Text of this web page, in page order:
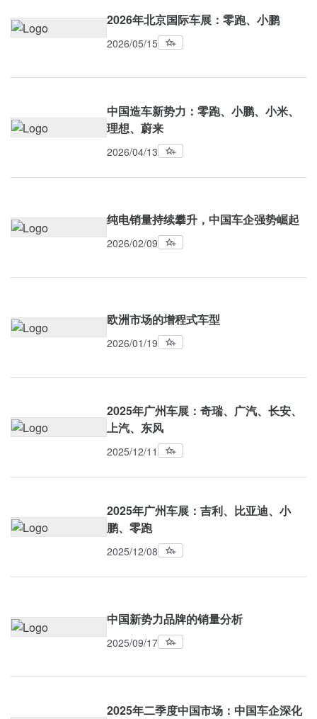
2026年北京国际车展：零跑、小鹏
2026/05/15
中国造车新势力：零跑、小鹏、小米、
理想、蔚来
2026/04/13
纯电销量持续攀升，中国车企强势崛起
2026/02/09
欧洲市场的增程式车型
2026/01/19
2025年广州车展：奇瑞、广汽、长安、
上汽、东风
2025/12/11
2025年广州车展：吉利、比亚迪、小
鹏、零跑
2025/12/08
中国新势力品牌的销量分析
2025/09/17
2025年二季度中国市场：中国车企深化